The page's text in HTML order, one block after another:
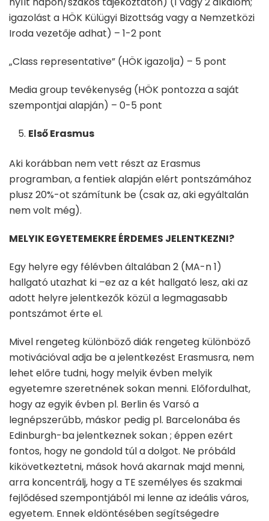
igazolást a HÖK Külügyi Bizottság vagy a Nemzetközi
Iroda vezetője adhat) – 1-2 pont
„Class representative” (HÖK igazolja) – 5 pont
Media group tevékenység (HÖK pontozza a saját
szempontjai alapján) – 0-5 pont
Első Erasmus
Aki korábban nem vett részt az Erasmus
programban, a fentiek alapján elért pontszámához
plusz 20%-ot számítunk be (csak az, aki egyáltalán
nem volt még).
MELYIK EGYETEMEKRE ÉRDEMES JELENTKEZNI?
Egy helyre egy félévben általában 2 (MA-n 1)
hallgató utazhat ki –ez az a két hallgató lesz, aki az
adott helyre jelentkezők közül a legmagasabb
pontszámot érte el.
Mivel rengeteg különböző diák rengeteg különböző
motivációval adja be a jelentkezést Erasmusra, nem
lehet előre tudni, hogy melyik évben melyik
egyetemre szeretnének sokan menni. Előfordulhat,
hogy az egyik évben pl. Berlin és Varsó a
legnépszerűbb, máskor pedig pl. Barcelonába és
Edinburgh-ba jelentkeznek sokan ; éppen ezért
fontos, hogy ne gondold túl a dolgot. Ne próbáld
kikövetkeztetni, mások hová akarnak majd menni,
arra koncentrálj, hogy a TE személyes és szakmai
fejlődésed szempontjából mi lenne az ideális város,
egyetem. Ennek eldöntésében segítségedre